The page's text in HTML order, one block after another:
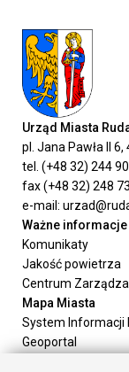
Urząd Miasta
pl. Jana Pawła II
tel. (+48 32) 244
fax (+48 32) 248
e-mail:
Ważne informacje
Komunikaty
Jakość powietrza
Centrum
Mapa Miasta
System Informacji
Geoportal